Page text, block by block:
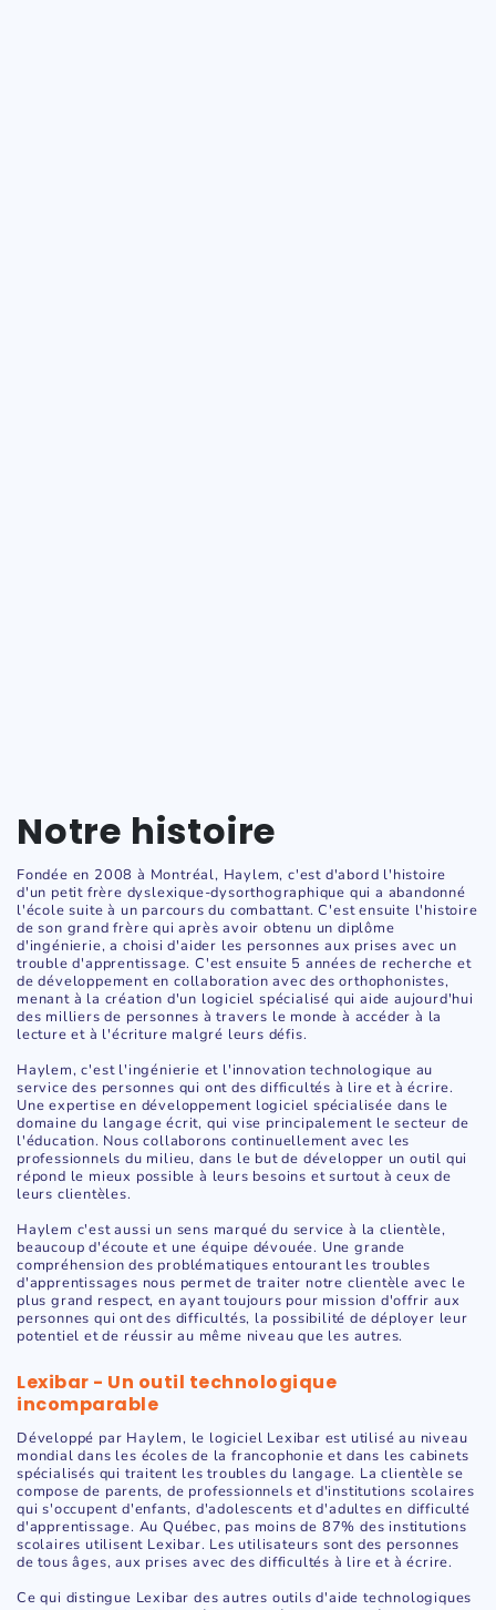
Notre histoire
Fondée en 2008 à Montréal, Haylem, c'est d'abord l'histoire
d'un petit frère dyslexique-dysorthographique qui a abandonné
l'école suite à un parcours du combattant. C'est ensuite l'histoire
de son grand frère qui après avoir obtenu un diplôme
d'ingénierie, a choisi d'aider les personnes aux prises avec un
trouble d'apprentissage. C'est ensuite 5 années de recherche et
de développement en collaboration avec des orthophonistes,
menant à la création d'un logiciel spécialisé qui aide aujourd'hui
des milliers de personnes à travers le monde à accéder à la
lecture et à l'écriture malgré leurs défis.
Haylem, c'est l'ingénierie et l'innovation technologique au
service des personnes qui ont des difficultés à lire et à écrire.
Une expertise en développement logiciel spécialisée dans le
domaine du langage écrit, qui vise principalement le secteur de
l'éducation. Nous collaborons continuellement avec les
professionnels du milieu, dans le but de développer un outil qui
répond le mieux possible à leurs besoins et surtout à ceux de
leurs clientèles.
Haylem c'est aussi un sens marqué du service à la clientèle,
beaucoup d'écoute et une équipe dévouée. Une grande
compréhension des problématiques entourant les troubles
d'apprentissages nous permet de traiter notre clientèle avec le
plus grand respect, en ayant toujours pour mission d'offrir aux
personnes qui ont des difficultés, la possibilité de déployer leur
potentiel et de réussir au même niveau que les autres.
Lexibar - Un outil technologique
incomparable
Développé par Haylem, le logiciel Lexibar est utilisé au niveau
mondial dans les écoles de la francophonie et dans les cabinets
spécialisés qui traitent les troubles du langage. La clientèle se
compose de parents, de professionnels et d'institutions scolaires
qui s'occupent d'enfants, d'adolescents et d'adultes en difficulté
d'apprentissage. Au Québec, pas moins de 87% des institutions
scolaires utilisent Lexibar. Les utilisateurs sont des personnes
de tous âges, aux prises avec des difficultés à lire et à écrire.
Ce qui distingue Lexibar des autres outils d'aide technologiques